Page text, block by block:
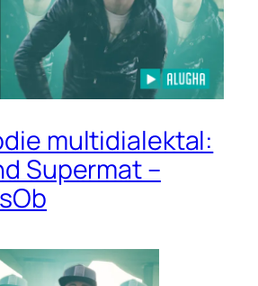
multidialektal:
Supermat –